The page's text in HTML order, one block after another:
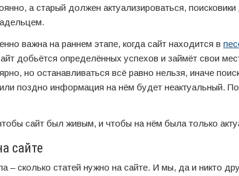
а старый должен актуализироваться,
важна на раннем этапе, когда сайт находится в
добьётся определённых успехов и займёт свои
но останавливаться всё равно нельзя, иначе
поздно информация на нём будет неактуальный.
сайт был живым, и чтобы на нём была только
сайте
– сколько статей нужно на сайте. И мы, да и никто